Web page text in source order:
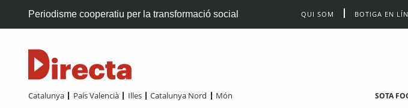
Periodisme cooperatiu per la transformació social QUI SOM BOTIGA EN
Catalunya País Valencià Illes Catalunya Nord Món SOTA